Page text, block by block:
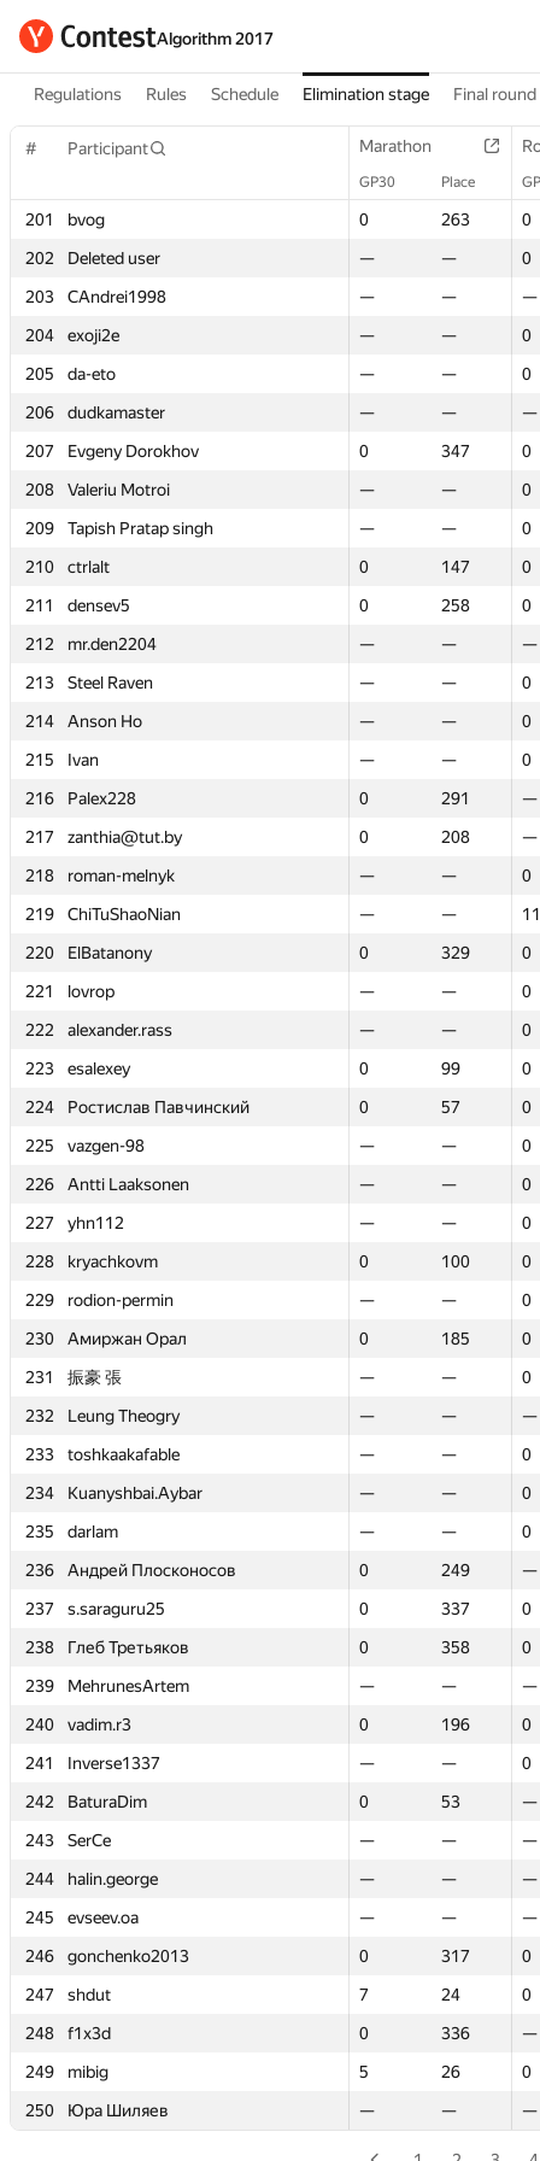
Algorithm 2017
Regulations Rules Schedule Elimination stage Final round
# Participant Marathon
GP30 Place
201 bvog 0 263
0
202
Deleted user — —
0
203
CAndrei1998 — —
—
204
exoji2e — —
0
205
da-eto — —
0
206
dudkamaster — —
—
207
Evgeny Dorokhov 0 347
0
208
Valeriu Motroi — —
0
209
Tapish Pratap singh — —
0
210
ctrlalt 0 147
0
211
densev5 0 258
0
212
mr.den2204 — —
—
213
Steel Raven — —
0
214
Anson Ho — —
0
215
Ivan — —
0
216
Palex228 0 291
—
217
zanthia@tut.by 0 208
—
218
roman-melnyk — —
0
219
ChiTuShaoNian — —
11
220
ElBatanony 0 329
0
221
lovrop — —
0
222
alexander.rass — —
0
223
esalexey 0 99
0
224
Ростислав Павчинский 0 57
0
225
vazgen-98 — —
0
226
Antti Laaksonen — —
0
227
yhn112 — —
0
228
kryachkovm 0 100
0
229
rodion-permin — —
0
230
Амиржан Орал 0 185
0
231
振豪 張 — —
0
232
Leung Theogry — —
—
233
toshkaakafable — —
0
234
Kuanyshbai.Aybar — —
0
235
darlam — —
0
236
Андрей Плосконосов 0 249
—
237
s.saraguru25 0 337
0
238
Глеб Третьяков 0 358
0
239
MehrunesArtem — —
—
240
vadim.r3 0 196
0
241
Inverse1337 — —
0
242
BaturaDim 0 53
—
243
SerCe — —
—
244
halin.george — —
—
245
evseev.oa — —
—
246
gonchenko2013 0 317
0
247
shdut 7 24
0
248
f1x3d 0 336
—
249
mibig 5 26
0
250
Юра Шиляев — — —
# Participant Marathon
GP30 Place
201 bvog 0 263
0
202
Deleted user — —
0
203
CAndrei1998 — —
—
204
exoji2e — —
0
205
da-eto — —
0
206
dudkamaster — —
—
207
Evgeny Dorokhov 0 347
0
208
Valeriu Motroi — —
0
209
Tapish Pratap singh — —
0
210
ctrlalt 0 147
0
211
densev5 0 258
0
212
mr.den2204 — —
—
213
Steel Raven — —
0
214
Anson Ho — —
0
215
Ivan — —
0
216
Palex228 0 291
—
217
zanthia@tut.by 0 208
—
218
roman-melnyk — —
0
219
ChiTuShaoNian — —
11
220
ElBatanony 0 329
0
221
lovrop — —
0
222
alexander.rass — —
0
223
esalexey 0 99
0
224
Ростислав Павчинский 0 57
0
225
vazgen-98 — —
0
226
Antti Laaksonen — —
0
227
yhn112 — —
0
228
kryachkovm 0 100
0
229
rodion-permin — —
0
230
Амиржан Орал 0 185
0
231
振豪 張 — —
0
232
Leung Theogry — —
—
233
toshkaakafable — —
0
234
Kuanyshbai.Aybar — —
0
235
darlam — —
0
236
Андрей Плосконосов 0 249
—
237
s.saraguru25 0 337
0
238
Глеб Третьяков 0 358
0
239
MehrunesArtem — —
—
240
vadim.r3 0 196
0
241
Inverse1337 — —
0
242
BaturaDim 0 53
—
243
SerCe — —
—
244
halin.george — —
—
245
evseev.oa — —
—
246
gonchenko2013 0 317
0
247
shdut 7 24
0
248
f1x3d 0 336
—
249
mibig 5 26
0
250
Юра Шиляев — — —